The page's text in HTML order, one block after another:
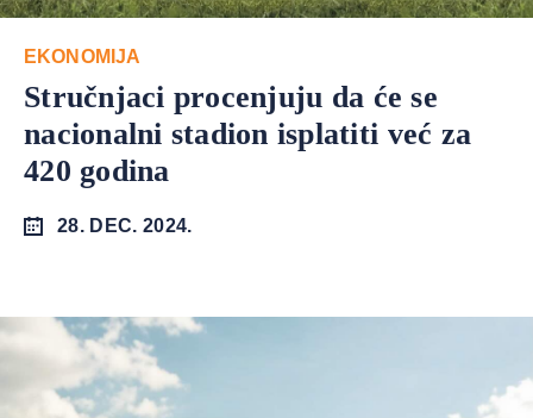
EKONOMIJA
Stručnjaci procenjuju da će se
nacionalni stadion isplatiti već za
420 godina
28. DEC. 2024.